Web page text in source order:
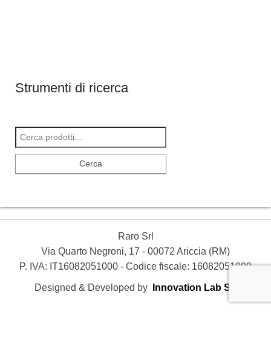
Strumenti di ricerca
Cerca
Raro Srl
Via Quarto Negroni, 17 - 00072 Ariccia (RM)
P. IVA: IT16082051000 - Codice fiscale: 16082051000
Designed & Developed by Innovation Lab Srl